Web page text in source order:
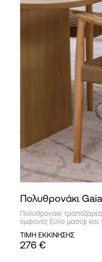
Πολυθρονάκι Gaia
Πολυθρονάκι
εμφανές ξύλο μασίφ και
ΤΙΜΗ ΕΚΚΙΝΗΣΗΣ
276 €